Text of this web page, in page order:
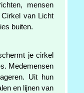
mensen
van Licht
buiten.
je cirkel
Medemensen
Uit hun
en lijnen van